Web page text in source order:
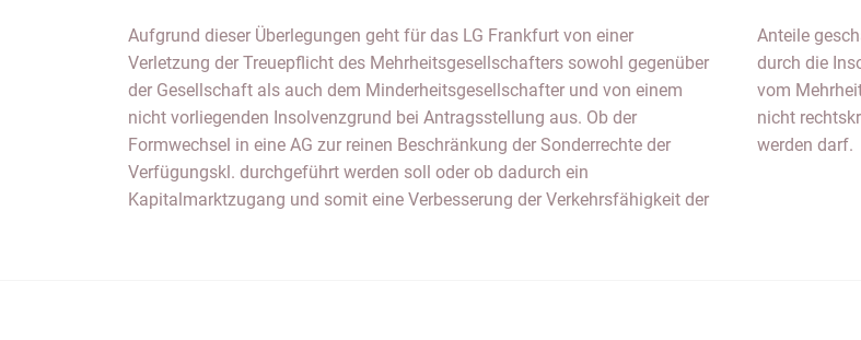
Aufgrund dieser Überlegungen geht für das LG Frankfurt von einer
Verletzung der Treuepflicht des Mehrheitsgesellschafters sowohl gegenüber
der Gesellschaft als auch dem Minderheitsgesellschafter und von einem
nicht vorliegenden Insolvenzgrund bei Antragsstellung aus. Ob der
Formwechsel in eine AG zur reinen Beschränkung der Sonderrechte der
Verfügungskl. durchgeführt werden soll oder ob dadurch ein
Kapitalmarktzugang und somit eine Verbesserung der Verkehrsfähigkeit der
Anteile geschaffen wird, bleibt strittig. Tatsächlich wird die Gesellschaft
durch die Insolvenz massiv belastet und, falls diese tatsächlich fingiert ist,
vom Mehrheitsgesellschafter treupflichtwidrig geschädigt. Der Beschluss ist
nicht rechtskräftig, so dass die weitere Entwicklung mit Spannung erwartet
werden darf.